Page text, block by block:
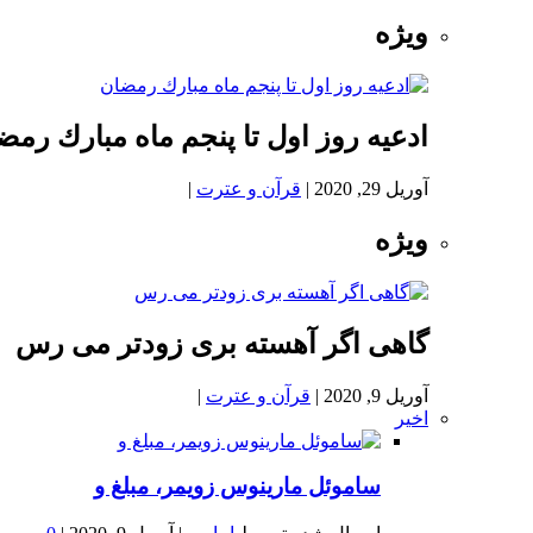
ویژه
ادعيه روز اول تا پنجم ماه مبارك
آوریل 29, 2020 | قرآن و عترت |
ویژه
گاهی اگر آهسته بری زودتر می رس
آوریل 9, 2020 | قرآن و عترت |
اخیر
ساموئل مارینوس زویمر، مبلغ و